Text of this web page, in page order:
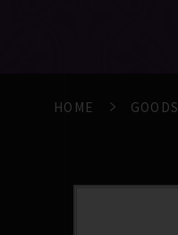
HOME GOODS